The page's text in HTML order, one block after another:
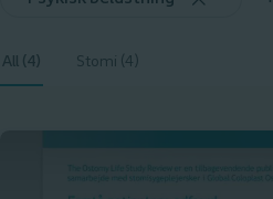
All (4) Stomi (4)